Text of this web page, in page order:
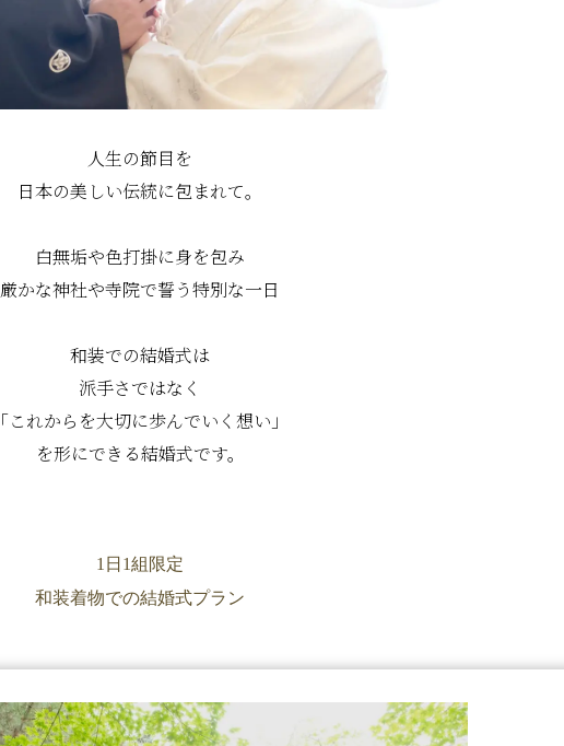
人生の節目を
日本の美しい伝統に包まれて。
白無垢や色打掛に身を包み
厳かな神社や寺院で誓う特別な一日
和装での結婚式は
派手さではなく
「これからを大切に歩んでいく想い」
を形にできる結婚式です。
1日1組限定
和装着物での結婚式プラン